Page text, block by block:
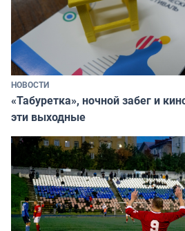
НОВОСТИ
«Табуретка», ночной забег и
эти выходные